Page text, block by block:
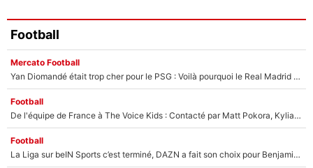
Football
Mercato Football
Yan Diomandé était trop cher pour le PSG : Voilà pourquoi le Real Madrid a accepté de payer la somme record de 140M€ pour boucler son transfert !
Football
De l'équipe de France à The Voice Kids : Contacté par Matt Pokora, Kylian Mbappé a accepté de jouer un rôle inédit sur TF1 !
Football
La Liga sur beIN Sports c’est terminé, DAZN a fait son choix pour Benjamin Da Silva et Omar Da Fonseca !